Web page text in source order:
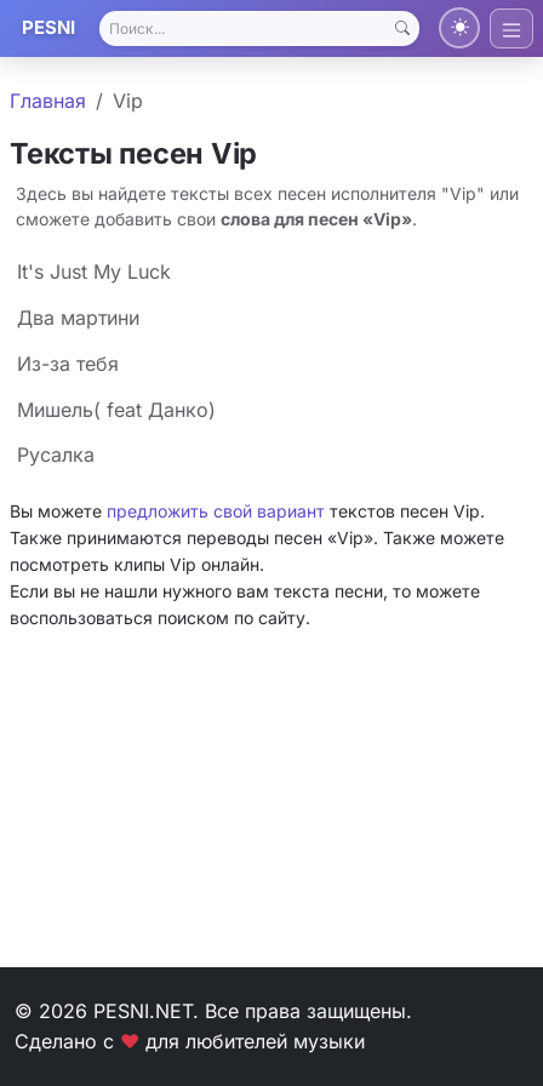
PESNI
Главная Vip
Тексты песен Vip
Здесь вы найдете тексты всех песен исполнителя "Vip" или
сможете добавить свои слова для песен «Vip».
It's Just My Luck
Два мартини
Из-за тебя
Мишель( feat Данко)
Русалка
Вы можете предложить свой вариант текстов песен Vip.
Также принимаются переводы песен «Vip». Также можете
посмотреть клипы Vip онлайн.
Если вы не нашли нужного вам текста песни, то можете
воспользоваться поиском по сайту.
© 2026 PESNI.NET. Все права защищены.
Сделано с ❤ для любителей музыки